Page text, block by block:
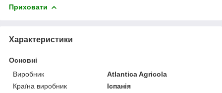
Приховати
Характеристики
Основні
Виробник
Atlantica Agricola
Країна виробник
Іспанія